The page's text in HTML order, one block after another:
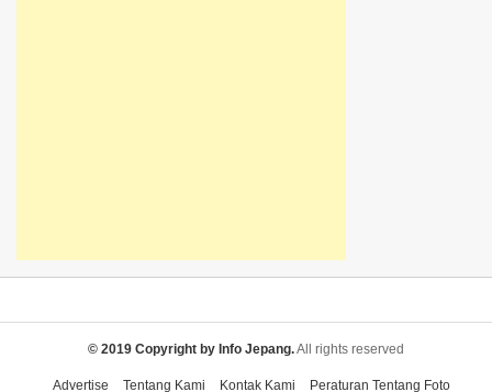
© 2019 Copyright by Info Jepang.All rights reserved
Advertise Tentang Kami Kontak Kami Peraturan Tentang Foto